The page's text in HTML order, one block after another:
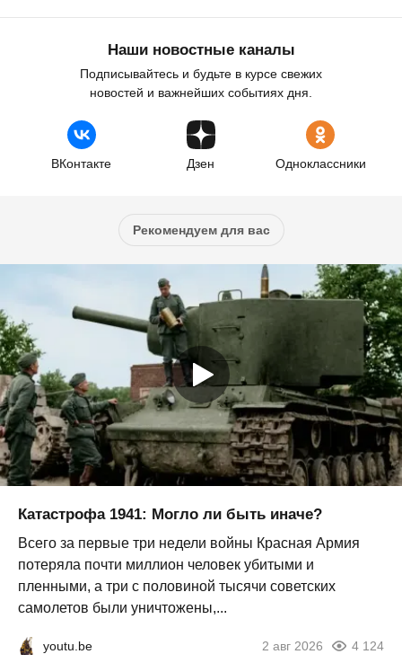
Наши новостные каналы
Подписывайтесь и будьте в курсе свежих
новостей и важнейших событиях дня.
ВКонтакте Дзен Одноклассники
Рекомендуем для вас
Катастрофа 1941: Могло ли быть иначе?
Всего за первые три недели войны Красная Армия
потеряла почти миллион человек убитыми и
пленными, а три с половиной тысячи советских
самолетов были уничтожены,...
youtu.be 2 авг 2026 4 124